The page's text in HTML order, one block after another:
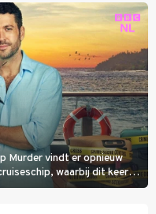
Murder vindt er opnieuw
waarbij dit keer
kapitein Marlowe de dader